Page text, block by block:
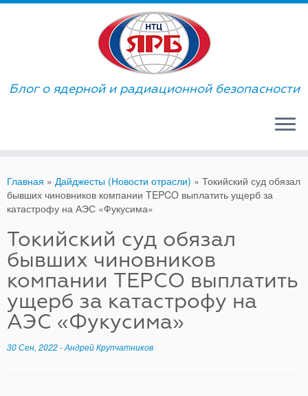
Skip
Блог о ядерной и радиационной безопасности
Главная » Дайджесты (Новости отрасли) » Токийский суд обязал
бывших чиновников компании TEPCO выплатить ущерб за
катастрофу на АЭС «Фукусима»
Токийский суд обязал
бывших чиновников
компании TEPCO выплатить
ущерб за катастрофу на
АЭС «Фукусима»
30 Сен, 2022-Андрей Крупчатников